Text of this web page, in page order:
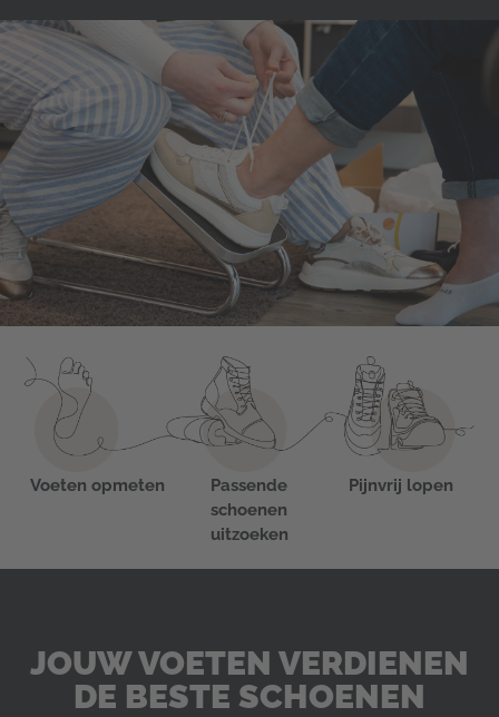
Voeten opmeten
Passende
schoenen
uitzoeken
Pijnvrij lopen
JOUW VOETEN VERDIENEN
DE BESTE SCHOENEN